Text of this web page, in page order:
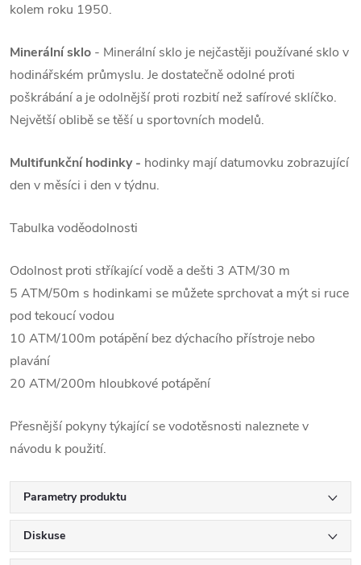
kolem roku 1950.
Minerální sklo - Minerální sklo je nejčastěji používané sklo v
hodinářském průmyslu. Je dostatečně odolné proti
poškrábání a je odolnější proti rozbití než safírové sklíčko.
Největší oblibě se těší u sportovních modelů.
Multifunkční hodinky - hodinky mají datumovku zobrazující
den v měsíci i den v týdnu.
Tabulka voděodolnosti
Odolnost proti stříkající vodě a dešti 3 ATM/30 m
5 ATM/50m s hodinkami se můžete sprchovat a mýt si ruce
pod tekoucí vodou
10 ATM/100m potápění bez dýchacího přístroje nebo
plavání
20 ATM/200m hloubkové potápění
Přesnější pokyny týkající se vodotěsnosti naleznete v
návodu k použití.
Parametry produktu
Diskuse